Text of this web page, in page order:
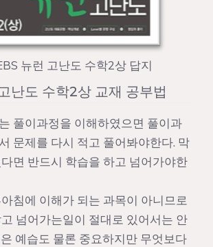
뉴런 고난도 수학2상 답지
난도 수학2상 교재 공부법
풀이과정을 이해하였으면 풀이과
문제를 다시 적고 풀어봐야한다. 막
면 반드시 학습을 하고 넘어가야한
침에 이해가 되는 과목이 아니므로
넘어가는일이 절대로 있어서는 안
예습도 물론 중요하지만 무엇보다